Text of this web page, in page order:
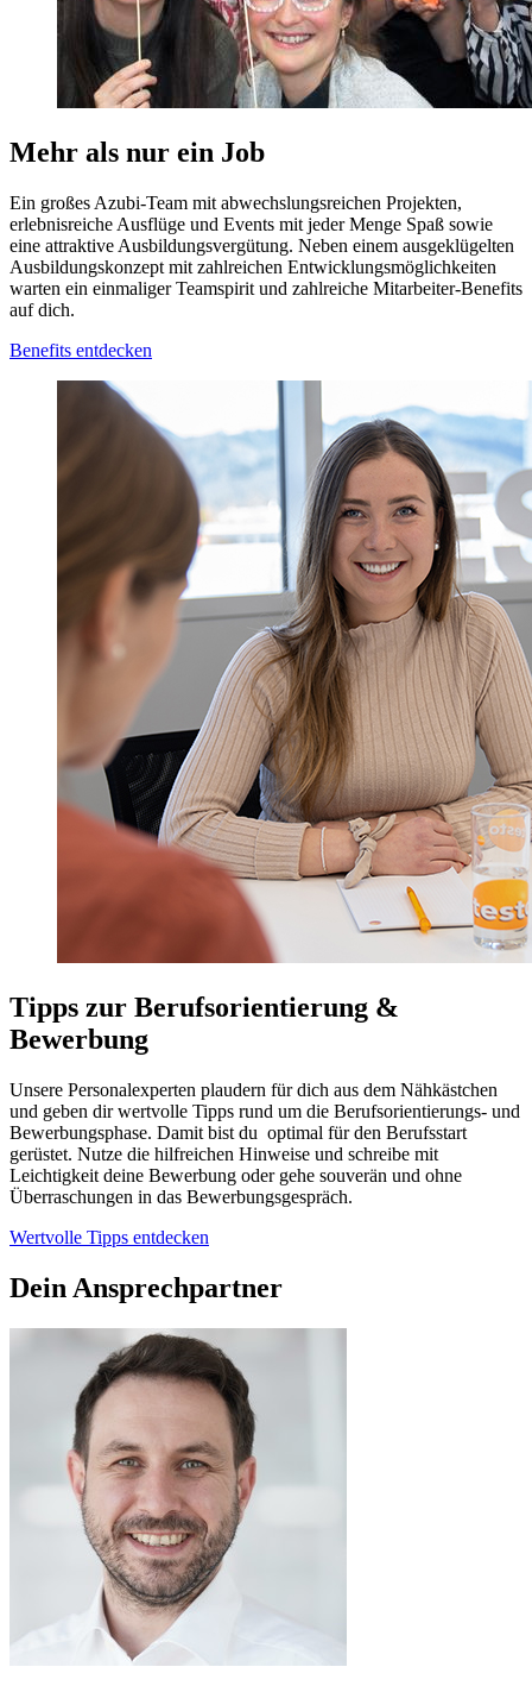
Mehr als nur ein Job
Ein großes Azubi-Team mit abwechslungsreichen Projekten,
erlebnisreiche Ausflüge und Events mit jeder Menge Spaß sowie
eine attraktive Ausbildungsvergütung. Neben einem ausgeklügelten
Ausbildungskonzept mit zahlreichen Entwicklungsmöglichkeiten
warten ein einmaliger Teamspirit und zahlreiche Mitarbeiter-Benefits
auf dich.
Benefits entdecken
Tipps zur Berufsorientierung &
Bewerbung
Unsere Personalexperten plaudern für dich aus dem Nähkästchen
und geben dir wertvolle Tipps rund um die Berufsorientierungs- und
Bewerbungsphase. Damit bist du optimal für den Berufsstart
gerüstet. Nutze die hilfreichen Hinweise und schreibe mit
Leichtigkeit deine Bewerbung oder gehe souverän und ohne
Überraschungen in das Bewerbungsgespräch.
Wertvolle Tipps entdecken
Dein Ansprechpartner